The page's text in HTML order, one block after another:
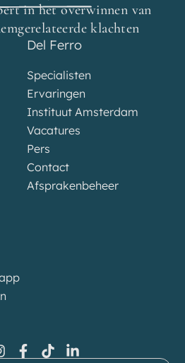
in het overwinnen van
klachten
Del Ferro
Specialisten
Ervaringen
Instituut Amsterdam
Vacatures
Pers
Contact
Afsprakenbeheer